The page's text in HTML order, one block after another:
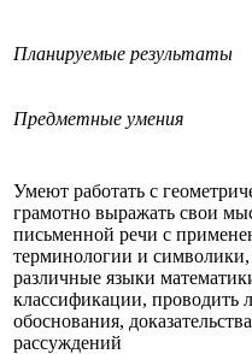
Планируемые результаты
Предметные умения
Умеют работать с
грамотно выражать свои
письменной речи с
терминологии и символики,
различные языки
классификации, проводить
обоснования,
рассуждений